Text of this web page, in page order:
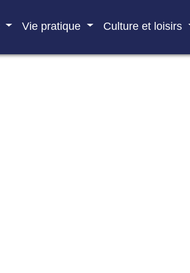
Vie pratique Culture et loisirs